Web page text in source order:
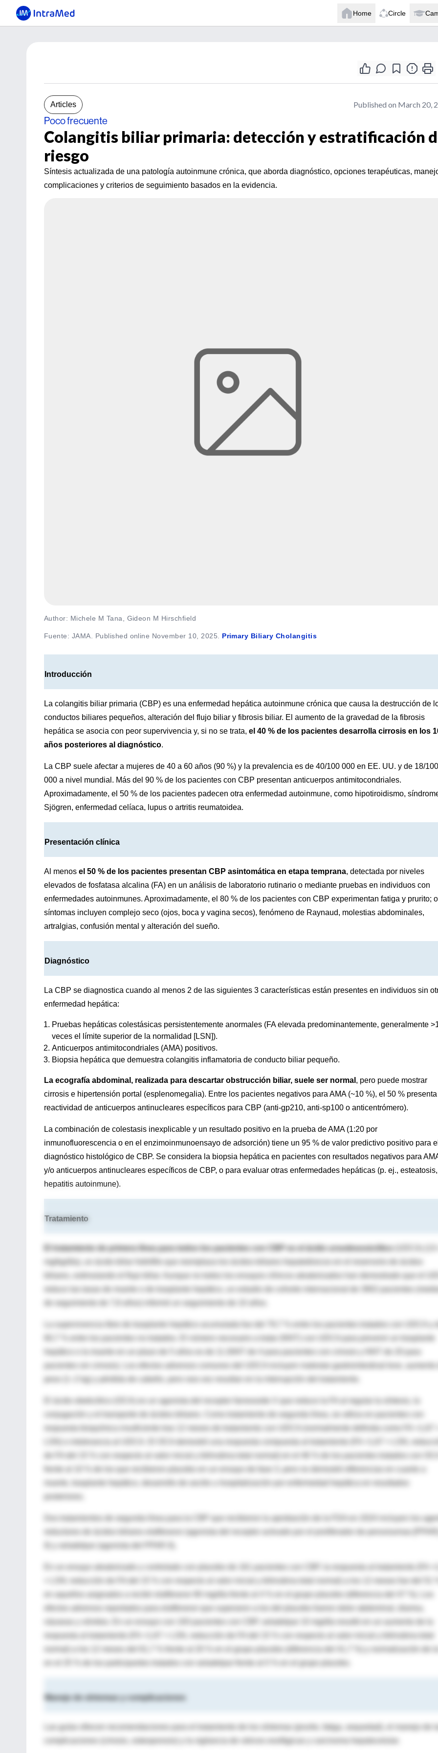
Home Circle
Articles Published on March 20,
Poco frecuente
Colangitis biliar primaria: detección y estratificación
riesgo
Síntesis actualizada de una patología autoinmune crónica, que aborda diagnóstico, opciones terapéuticas,
complicaciones y criterios de seguimiento basados en la evidencia.
Author: Michele M Tana, Gideon M Hirschfield
Fuente: JAMA. Published online November 10, 2025. Primary Biliary Cholangitis
Introducción
La colangitis biliar primaria (CBP) es una enfermedad hepática autoinmune crónica que causa la destrucción de
conductos biliares pequeños, alteración del flujo biliar y fibrosis biliar. El aumento de la gravedad de la fibrosis
hepática se asocia con peor supervivencia y, si no se trata, el 40 % de los pacientes desarrolla cirrosis en los
años posteriores al diagnóstico.
La CBP suele afectar a mujeres de 40 a 60 años (90 %) y la prevalencia es de 40/100 000 en EE. UU. y de 18/100
000 a nivel mundial. Más del 90 % de los pacientes con CBP presentan anticuerpos antimitocondriales.
Aproximadamente, el 50 % de los pacientes padecen otra enfermedad autoinmune, como hipotiroidismo,
Sjögren, enfermedad celíaca, lupus o artritis reumatoidea.
Presentación clínica
Al menos el 50 % de los pacientes presentan CBP asintomática en etapa temprana, detectada por niveles
elevados de fosfatasa alcalina (FA) en un análisis de laboratorio rutinario o mediante pruebas en individuos con
enfermedades autoinmunes. Aproximadamente, el 80 % de los pacientes con CBP experimentan fatiga y prurito;
síntomas incluyen complejo seco (ojos, boca y vagina secos), fenómeno de Raynaud, molestias abdominales,
artralgias, confusión mental y alteración del sueño.
Diagnóstico
La CBP se diagnostica cuando al menos 2 de las siguientes 3 características están presentes en individuos sin
enfermedad hepática:
Pruebas hepáticas colestásicas persistentemente anormales (FA elevada predominantemente, generalmente
veces el límite superior de la normalidad [LSN]).
Anticuerpos antimitocondriales (AMA) positivos.
Biopsia hepática que demuestra colangitis inflamatoria de conducto biliar pequeño.
La ecografía abdominal, realizada para descartar obstrucción biliar, suele ser normal , pero puede mostrar
cirrosis e hipertensión portal (esplenomegalia). Entre los pacientes negativos para AMA (~10 %), el 50 % presenta
reactividad de anticuerpos antinucleares específicos para CBP (anti-gp210, anti-sp100 o anticentrómero).
La combinación de colestasis inexplicable y un resultado positivo en la prueba de AMA (1:20 por
inmunofluorescencia o en el enzimoinmunoensayo de adsorción) tiene un 95 % de valor predictivo positivo para el
diagnóstico histológico de CBP. Se considera la biopsia hepática en pacientes con resultados negativos para
y/o anticuerpos antinucleares específicos de CBP, o para evaluar otras enfermedades hepáticas (p. ej., esteatosis,
hepatitis autoinmune).
Tratamiento
El tratamiento de primera línea para todos los pacientes con CBP es el ácido ursodesoxicólico
mg/kg/día), un ácido biliar hidrófilo que reemplaza los ácidos biliares hepatotóxicos en el reservorio de ácidos
biliares, estimulando el flujo biliar. Aunque no todos los ensayos clínicos aleatorizados han demostrado que el
de seguimiento de 7,8 años) informó un seguimiento de 10 años.
La supervivencia libre de trasplante hepático acumulada fue del 79,7 % entre los pacientes tratados con UDCA y
pacientes sin cirrosis). Los efectos adversos comunes del UDCA incluyen malestar gastrointestinal leve, aumento
peso (1–2 kg) y pérdida de cabello, pero rara vez resultan en la interrupción del tratamiento.
El ácido obeticólico (OCA) es un agonista del receptor farnesoide X que reduce la FA al regular la síntesis, la
conjugación y el transporte de ácidos biliares. Como tratamiento de segunda línea, se utiliza en pacientes con
respuesta bioquímica insuficiente tras 12 meses de tratamiento con UDCA (normalmente definida como FA >1,67 ×
frente al 10 % de los que recibieron placebo en un ensayo de fase 3, pero no demostró diferencias en cuanto a
Dos tratamientos de segunda línea para la CBP que recibieron la aprobación de la FDA en 2024 incluyen los
reductores de ácidos biliares elafibranor (agonista del receptor activado por el proliferador de peroxisomas [PPAR]
δ) y seladelpar (agonista del PPAR δ).
En un ensayo aleatorizado y controlado con placebo de 161 pacientes con CBP, la respuesta al tratamiento (FA
en aquellos asignados a recibir elafibranor 80 mg/día frente al 4 % en el grupo placebo (diferencia del 47 %). Los
efectos adversos reportados para elafibranor que superaron a los del placebo fueron dolor abdominal, diarrea,
náuseas y vómitos. En un ensayo con 193 pacientes con CBP, seladelpar 10 mg/día resultó en un aumento de la
normal) a los 12 meses del 61,7 % frente al 20 % en el grupo placebo (diferencia del 41,7 %) y normalización de la
en el 25 % de los participantes tratados con seladelpar frente al 0 % en el grupo placebo.
Manejo de síntomas y complicaciones
Las guías ofrecen recomendaciones para el tratamiento de los síntomas (prurito, fatiga, sequedad), el manejo de
complicaciones (cirrosis, osteoporosis) y la vigilancia de várices esofágicas y carcinoma hepatocelular.